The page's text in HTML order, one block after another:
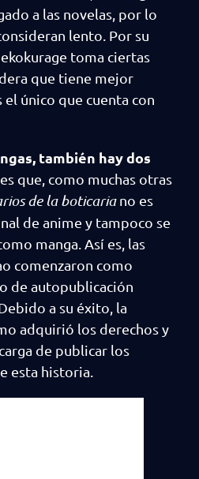
a las novelas, por lo
lento. Por su
toma ciertas
que tiene mejor
único que cuenta con
también hay dos
que, como muchas otras
de la boticariano es
de anime y tampoco se
manga. Así es, las
comenzaron como
de autopublicación
a su éxito, la
adquirió los derechos y
de publicar los
esta historia.